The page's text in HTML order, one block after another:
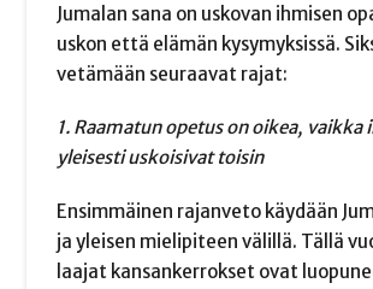
Jumalan sana on uskovan ihmisen
uskon että elämän kysymyksissä.
vetämään seuraavat rajat:
1. Raamatun opetus on oikea, vaikka
yleisesti uskoisivat toisin
Ensimmäinen rajanveto käydään
ja yleisen mielipiteen välillä. Tällä
laajat kansankerrokset ovat